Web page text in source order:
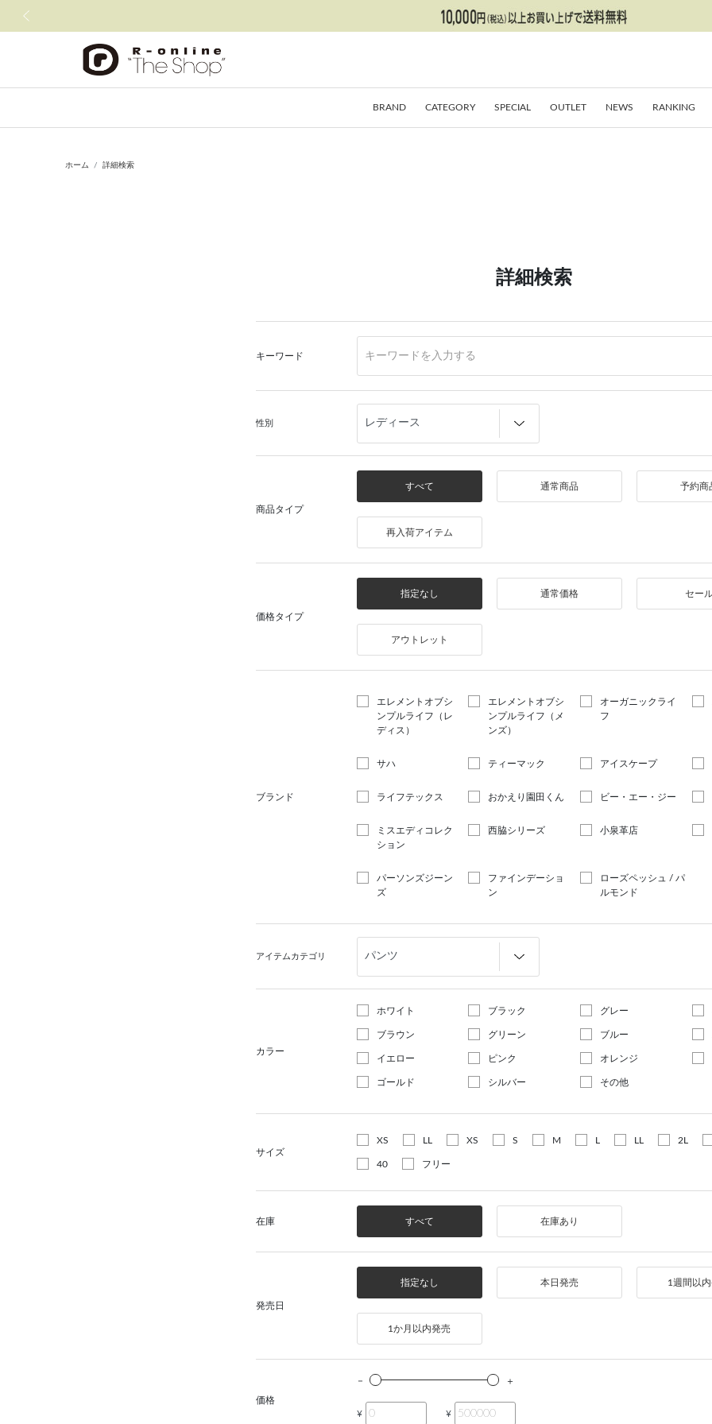
BRAND CATEGORY SPECIAL OUTLET NEWS RANKING
ホーム 詳細検索
詳細検索
キーワード
性別
商品タイプ
すべて 通常商品 予約商
再入荷アイテム
価格タイプ
指定なし 通常価格 セー
アウトレット
ブランド
エレメントオブシ
ンプルライフ（レ
ディス）
エレメントオブシ
ンプルライフ（メ
ンズ）
オーガニックライ
フ
サハ ティーマック アイスケープ
ライフテックス おかえり園田くん ビー・エー・ジー
ミスエディコレク
ション
西脇シリーズ 小泉革店
パーソンズジーン
ズ
ファインデーショ
ン
ローズペッシュ / パ
ルモンド
アイテムカテゴリ
カラー
ホワイト ブラック グレー
ブラウン グリーン ブルー
イエロー ピンク オレンジ
ゴールド シルバー その他
サイズ
XS XS S M 2L
40 フリー
在庫 すべて 在庫あり
発売日
指定なし 本日発売 1週間以
1か月以内発売
価格
¥
¥